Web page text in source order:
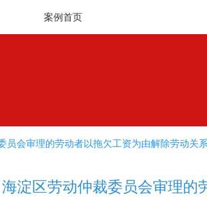
案例首页
员会审理的劳动者以拖欠工资为由解除劳动关
海淀区劳动仲裁委员会审理的